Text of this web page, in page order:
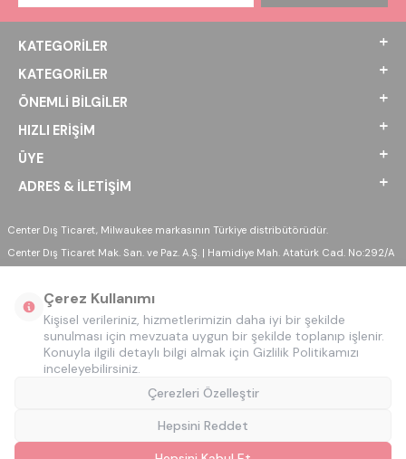
KATEGORILER
KATEGORILER
ÖNEMLI BILGILER
HIZLI ERIŞIM
ÜYE
ADRES & İLETIŞIM
Center Dış Ticaret, Milwaukee markasının Türkiye distribütörüdür.
Center Dış Ticaret Mak. San. ve Paz. A.Ş. | Hamidiye Mah. Atatürk Cad. No:292/A
Çerez Kullanımı
Kişisel verileriniz, hizmetlerimizin daha iyi bir şekilde
sunulması için mevzuata uygun bir şekilde toplanıp işlenir.
Konuyla ilgili detaylı bilgi almak için Gizlilik Politikamızı
inceleyebilirsiniz.
Çerezleri Özelleştir
Hepsini Reddet